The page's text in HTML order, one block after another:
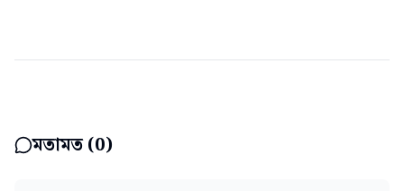
মতামত (0)